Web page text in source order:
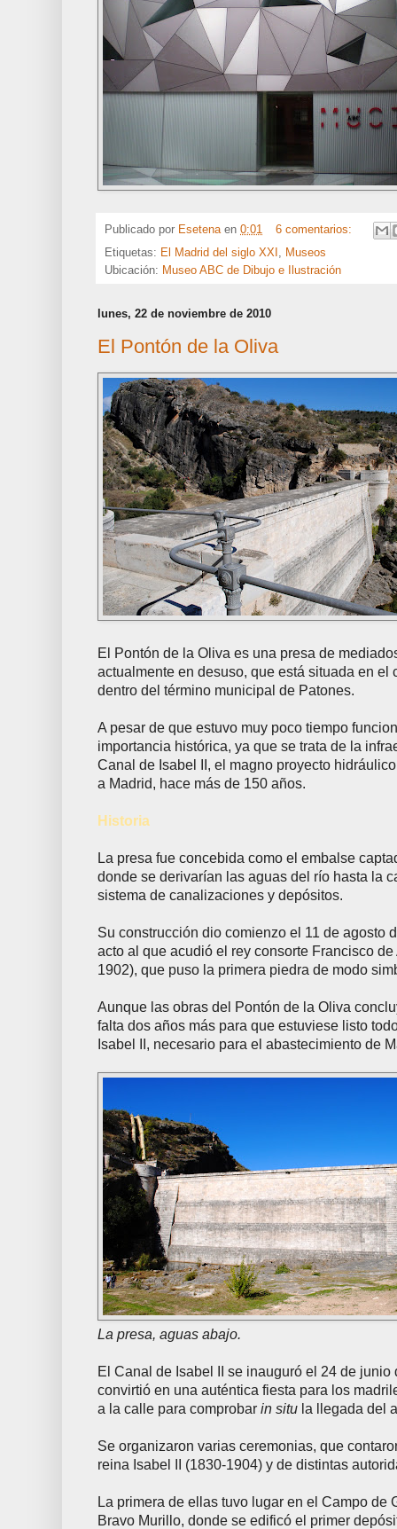
Publicado por Esetena en 0:01
6 comentarios:
Etiquetas: El Madrid del siglo XXI , Museos
Ubicación: Museo ABC de Dibujo e Ilustración
lunes, 22 de noviembre de 2010
El Pontón de la Oliva
El Pontón de la Oliva es una presa de
actualmente en desuso, que está situada en el
dentro del término municipal de Patones.
A pesar de que estuvo muy poco tiempo
importancia histórica, ya que se trata de la
Canal de Isabel II, el magno proyecto
a Madrid, hace más de 150 años.
Historia
La presa fue concebida como el embalse
donde se derivarían las aguas del río hasta la
sistema de canalizaciones y depósitos.
Su construcción dio comienzo el 11 de agosto
acto al que acudió el rey consorte Francisco
1902), que puso la primera piedra de modo
Aunque las obras del Pontón de la Oliva
falta dos años más para que estuviese listo
Isabel II, necesario para el abastecimiento de
La presa, aguas abajo.
El Canal de Isabel II se inauguró el 24 de junio
convirtió en una auténtica fiesta para los
a la calle para comprobar in situ la llegada del
Se organizaron varias ceremonias, que
reina Isabel II (1830-1904) y de distintas
La primera de ellas tuvo lugar en el Campo de
Bravo Murillo, donde se edificó el primer